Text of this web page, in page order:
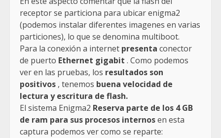
receptor se particiona para ubicar enigma2
(podemos instalar diferentes imagenes en varias
particiones), lo que se denomina multiboot.
Para la conexión a internet presenta conector
de puerto Ethernet gigabit . Como podemos
ver en las pruebas, los resultados son
positivos , tenemos buena velocidad de
lectura y escritura de flash.
El sistema Enigma2 Reserva parte de los 4 GB
de ram para sus procesos internosen esta
captura podemos ver como se reparte: